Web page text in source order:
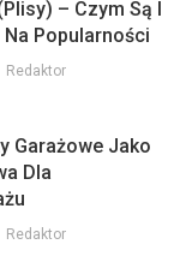
– Czym Są I
Popularności
Redaktor
Garażowe Jako
Dla
Redaktor